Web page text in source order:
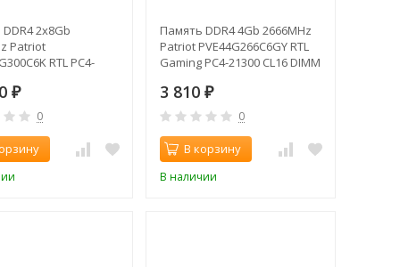
2x8Gb
Patriot
RTL PC4-
rank
₽
0
Память DDR4 4Gb 2666MHz
Patriot PVE44G266C6GY RTL
Gaming PC4-21300 CL16 DIMM
3 810₽
0
В корзину
В наличии